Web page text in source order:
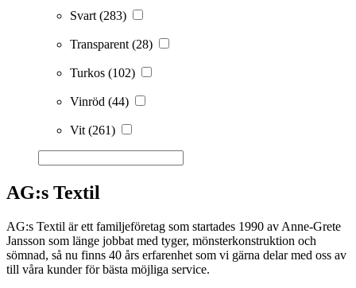
Svart (283)
Transparent (28)
Turkos (102)
Vinröd (44)
Vit (261)
AG:s Textil
AG:s Textil är ett familjeföretag som startades 1990 av Anne-Grete
Jansson som länge jobbat med tyger, mönsterkonstruktion och
sömnad, så nu finns 40 års erfarenhet som vi gärna delar med oss av
till våra kunder för bästa möjliga service.